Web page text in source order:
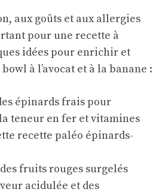
aux goûts et aux allergies
pour une recette à
idées pour enrichir et
à l’avocat et à la banane :
épinards frais pour
teneur en fer et vitamines
recette paléo épinards-
fruits rouges surgelés
acidulée et des